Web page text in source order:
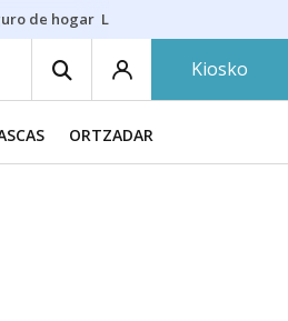
de hogar Lío Athletic-Osasuna
Kiosko
ORTZADAR